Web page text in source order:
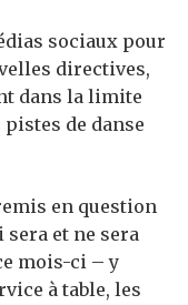
sociaux pour
directives,
dans la limite
de danse
en question
et ne sera
mois-ci – y
à table, les